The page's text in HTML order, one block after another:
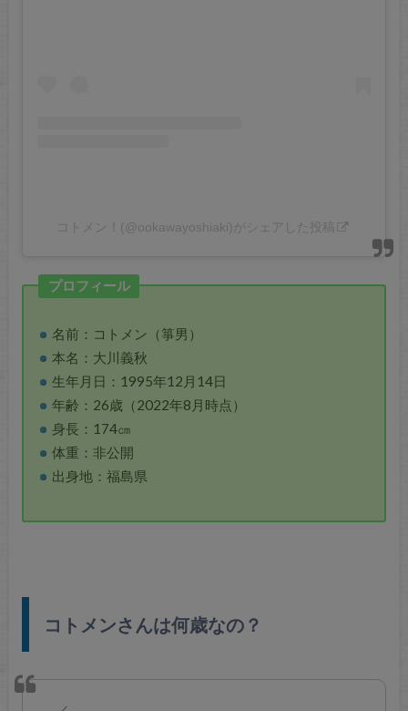
コトメン！(@ookawayoshiaki)がシェアした投稿
プロフィール
名前：コトメン（箏男）
本名：大川義秋
生年月日：1995年12月14日
年齢：26歳（2022年8月時点）
身長：174㎝
体重：非公開
出身地：福島県
コトメンさんは何歳なの？